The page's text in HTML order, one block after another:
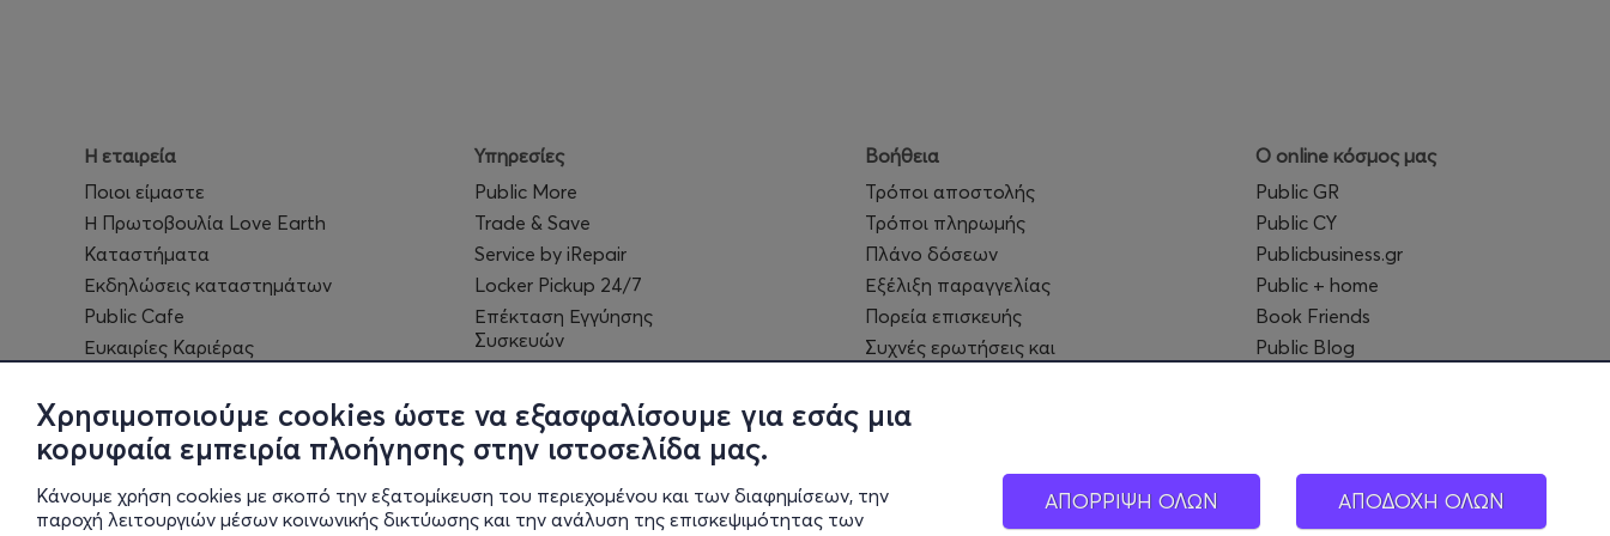
Χρησιμοποιούμε cookies ώστε να εξασφαλίσουμε για εσάς μια
κορυφαία εμπειρία πλοήγησης στην ιστοσελίδα μας.
Κάνουμε χρήση cookies με σκοπό την εξατομίκευση του περιεχομένου και των διαφημίσεων, την
παροχή λειτουργιών μέσων κοινωνικής δικτύωσης και την ανάλυση της επισκεψιμότητας των
ΑΠΟΡΡΙΨΗ ΟΛΩΝ ΑΠΟΔΟΧΗ ΟΛΩΝ
Η εταιρεία
Ποιοι είμαστε
Η Πρωτοβουλία Love Earth
Καταστήματα
Εκδηλώσεις καταστημάτων
Public Cafe
Ευκαιρίες Καριέρας
Υπηρεσίες
Public More
Trade & Save
Service by iRepair
Locker Pickup 24/7
Επέκταση Εγγύησης
Συσκευών
Public MyClub
Βοήθεια
Τρόποι αποστολής
Τρόποι πληρωμής
Πλάνο δόσεων
Εξέλιξη παραγγελίας
Πορεία επισκευής
Συχνές ερωτήσεις και
Ο online κόσμος μας
Public GR
Public CY
Publicbusiness.gr
Public + home
Book Friends
Public Blog